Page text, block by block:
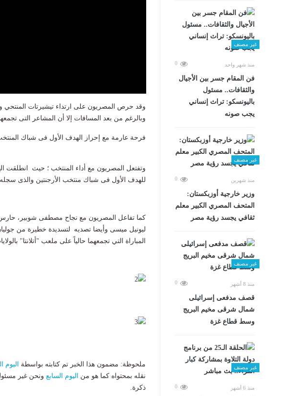
غير مصنف
منذ شهر واحد 0
فن المقام جسر بين الأجيال
والثقافات.. مسئول
باليونسكو: تراث إنساني
يجب صونه
غير مصنف
منذ شهرين 0
وزير خارجية أوزبكستان:
المتحف المصري الكبير معلم
ثقافي يجسد رؤية مصر
غير مصنف
منذ 8 أشهر 0
قصف مدفعى إسرائيلى
شمال شرقى مخيم البريج
وسط قطاع غزة
غير مصنف
منذ 6 أشهر 0
وقد حرص المصريون على ارتداء تيشيرتات المنتحي
وبالرغم من بعد المسافات إلا أن المشاعر التى
فرحة عارمة مع إحراز الهدف الأول فى شباك المنتخب
وتفتعل المصريون مع أداء المنتخب ؛ حيث انطلقت
للهدف الأول فى شباك منتخب الأرجنتين والذى سجله ياسر
كما تفاعل المصريون مع نجاح مصطفى شوبير،
المباراة التي تجمعهما حالياً على ملعب "أتلانتا"
ملحوظة: مضمون هذا الخبر تم كتابته بواسطة اليوم
نقله بمحتواه كما هو من اليوم السابع ونحن غير
ذكرة.